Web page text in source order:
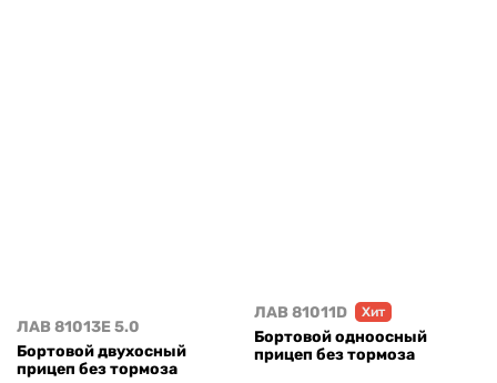
ЛАВ 81013E 5.0
Бортовой двухосный
прицеп без тормоза
ЛАВ 81011D Хит
Бортовой одноосный
прицеп без тормоза